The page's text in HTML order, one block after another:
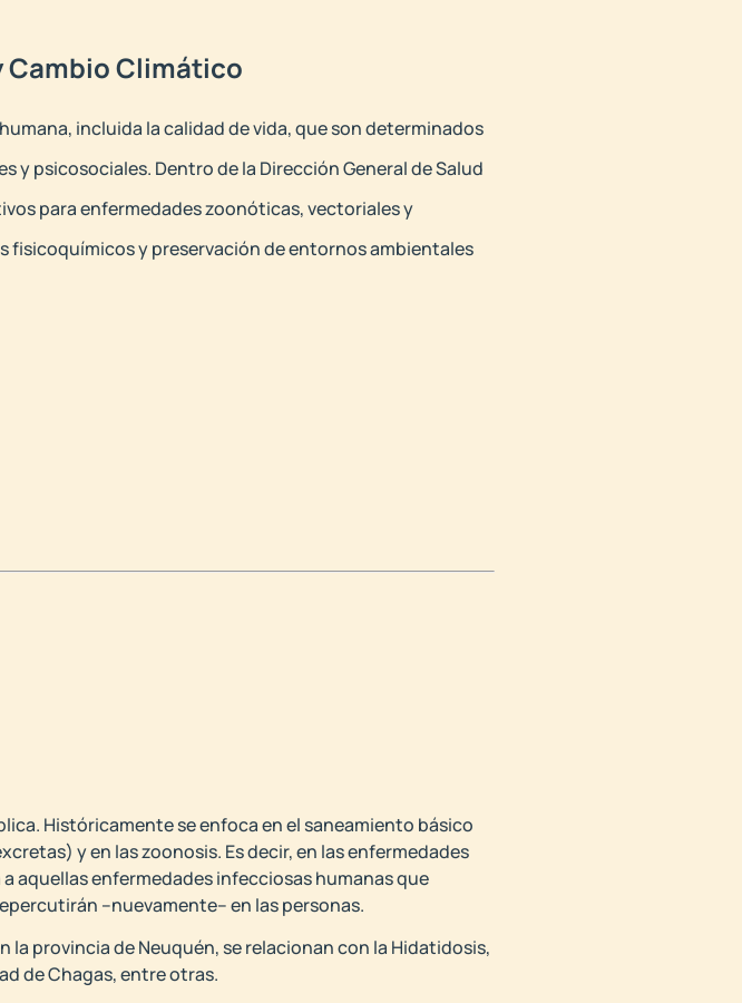
Cambio Climático
incluida la calidad de vida, que son determinados
psicosociales. Dentro de la Dirección General de Salud
para enfermedades zoonóticas, vectoriales y
fisicoquímicos y preservación de entornos ambientales
Históricamente se enfoca en el saneamiento básico
y en las zoonosis. Es decir, en las enfermedades
aquellas enfermedades infecciosas humanas que
–nuevamente– en las personas.
la provincia de Neuquén, se relacionan con la Hidatidosis,
de Chagas, entre otras.